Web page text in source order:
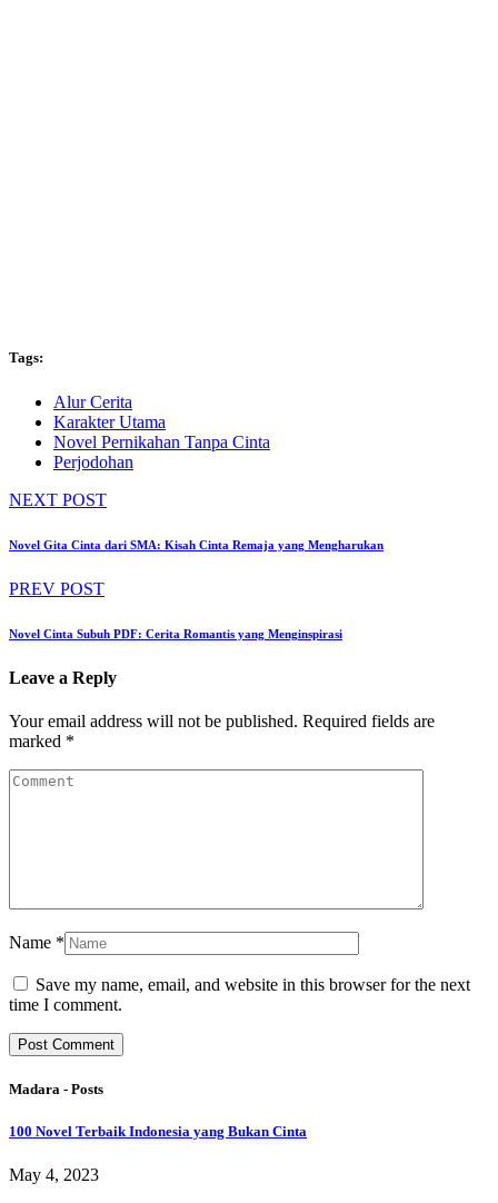
Tags:
Alur Cerita
Karakter Utama
Novel Pernikahan Tanpa Cinta
Perjodohan
NEXT POST
Novel Gita Cinta dari SMA: Kisah Cinta Remaja yang Mengharukan
PREV POST
Novel Cinta Subuh PDF: Cerita Romantis yang Menginspirasi
Leave a Reply
Your email address will not be published. Required fields are
marked *
Name *
Save my name, email, and website in this browser for the next
time I comment.
Madara - Posts
100 Novel Terbaik Indonesia yang Bukan Cinta
May 4, 2023